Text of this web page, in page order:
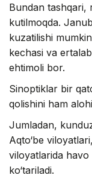
Bundan tashqari,
kutilmoqda.
kuzatilishi
kechasi va
ehtimoli bor.
Sinoptiklar bir
qolishini ham
Jumladan,
Aqto‘be
viloyatlarida havo
ko‘tariladi.